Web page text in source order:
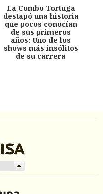
La Combo Tortuga
destapó una historia
que pocos conocían
de sus primeros
años: Uno de los
shows más insólitos
de su carrera